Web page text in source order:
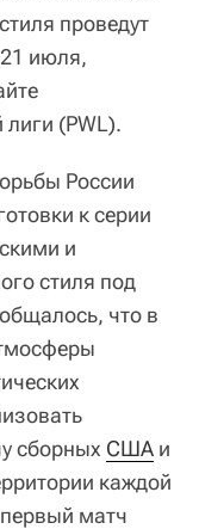
проведут
июля,
(PWL).
России
к серии
и
стиля под
что в
сборных США и
каждой
матч